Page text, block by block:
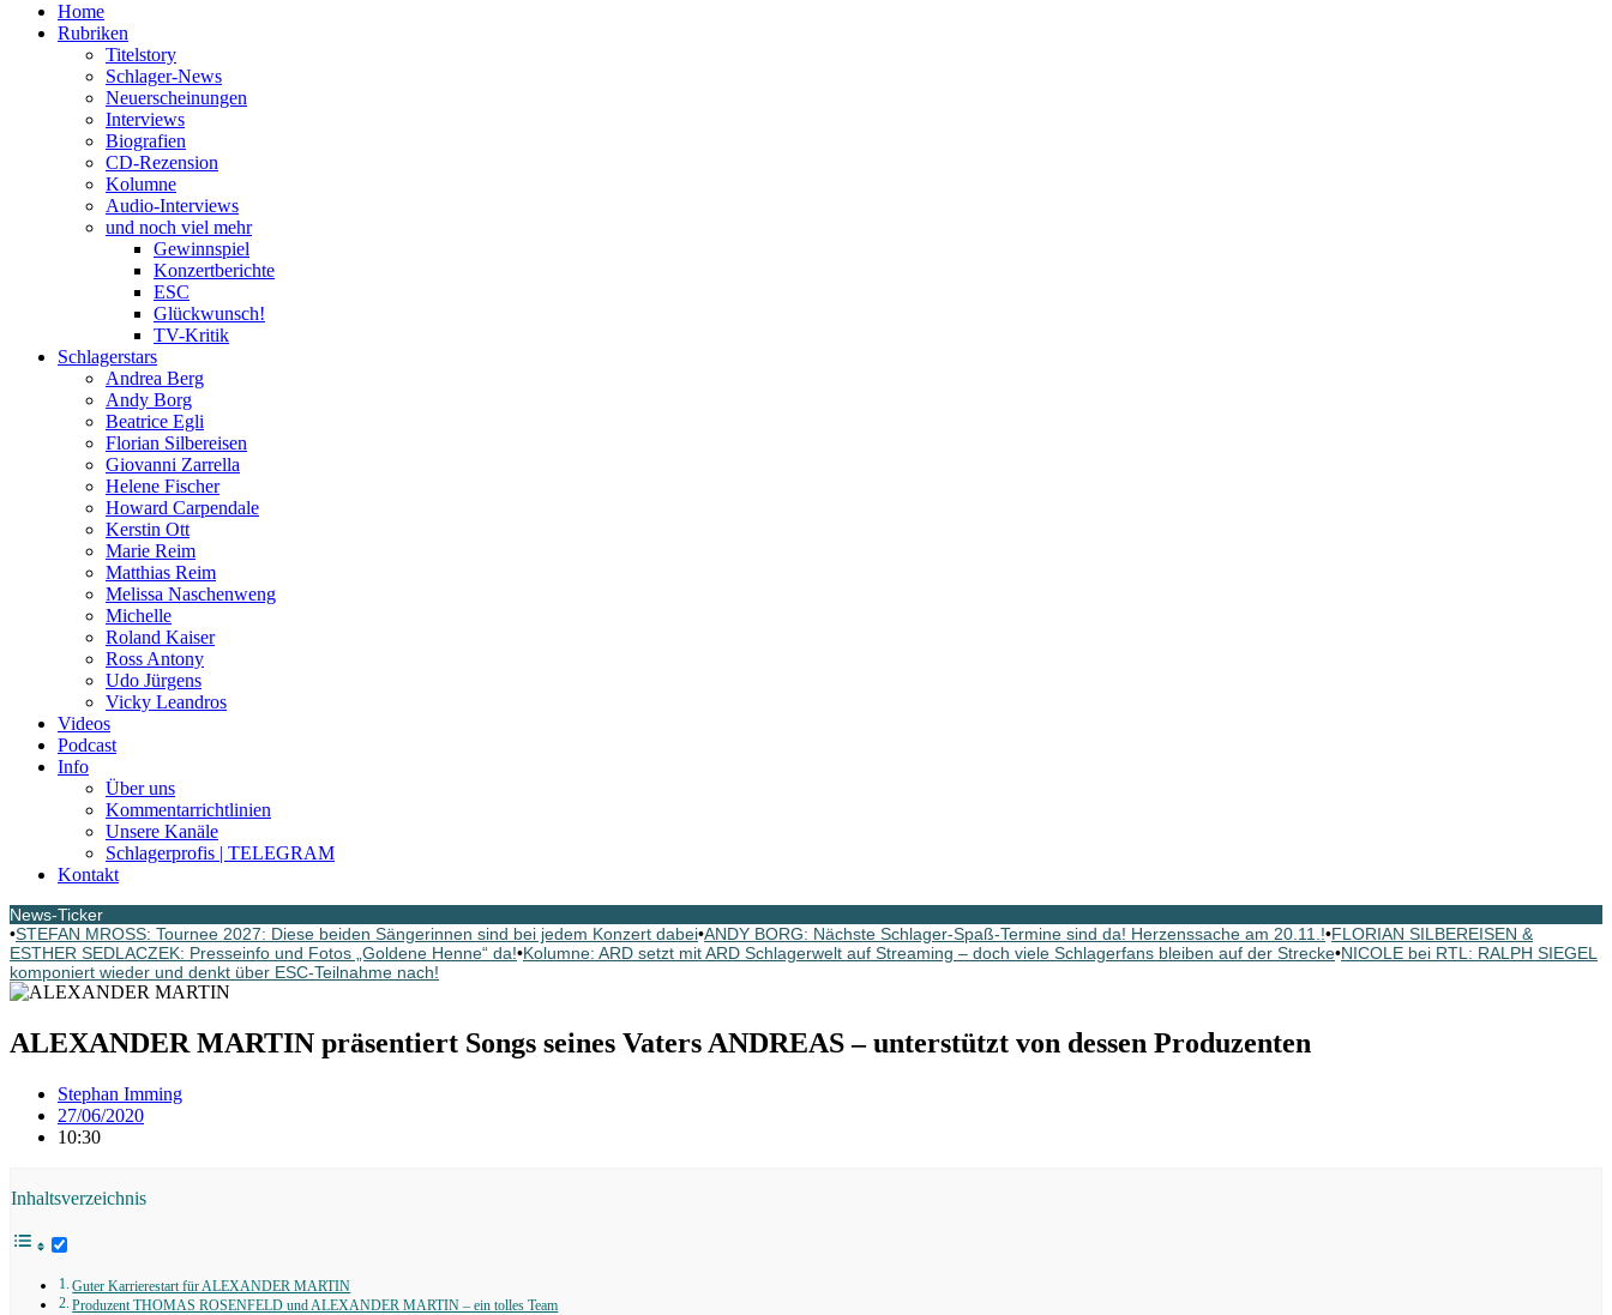
Home
Rubriken
Titelstory
Schlager-News
Neuerscheinungen
Interviews
Biografien
CD-Rezension
Kolumne
Audio-Interviews
und noch viel mehr
Gewinnspiel
Konzertberichte
ESC
Glückwunsch!
TV-Kritik
Schlagerstars
Andrea Berg
Andy Borg
Beatrice Egli
Florian Silbereisen
Giovanni Zarrella
Helene Fischer
Howard Carpendale
Kerstin Ott
Marie Reim
Matthias Reim
Melissa Naschenweng
Michelle
Roland Kaiser
Ross Antony
Udo Jürgens
Vicky Leandros
Videos
Podcast
Info
Über uns
Kommentarrichtlinien
Unsere Kanäle
Schlagerprofis | TELEGRAM
Kontakt
News-Ticker
•STEFAN MROSS: Tournee 2027: Diese beiden Sängerinnen sind bei jedem Konzert dabei•ANDY BORG: Nächste Schlager-Spaß-Termine sind da! Herzenssache am 20.11.!•FLORIAN SILBEREISEN &
ESTHER SEDLACZEK: Presseinfo und Fotos „Goldene Henne“ da!•Kolumne: ARD setzt mit ARD Schlagerwelt auf Streaming – doch viele Schlagerfans bleiben auf der Strecke•NICOLE bei RTL: RALPH SIEGEL
komponiert wieder und denkt über ESC-Teilnahme nach!
ALEXANDER MARTIN präsentiert Songs seines Vaters ANDREAS – unterstützt von dessen Produzenten
Stephan Imming
27/06/2020
10:30
Inhaltsverzeichnis
Guter Karrierestart für ALEXANDER MARTIN
Produzent THOMAS ROSENFELD und ALEXANDER MARTIN – ein tolles Team